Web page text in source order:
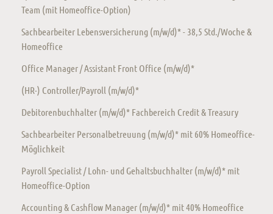
Team (mit Homeoffice-Option)
Sachbearbeiter Lebensversicherung (m/w/d)* - 38,5 Std./Woche &
Homeoffice
Office Manager / Assistant Front Office (m/w/d)*
(HR-) Controller/Payroll (m/w/d)*
Debitorenbuchhalter (m/w/d)* Fachbereich Credit & Treasury
Sachbearbeiter Personalbetreuung (m/w/d)* mit 60% Homeoffice-
Möglichkeit
Payroll Specialist / Lohn- und Gehaltsbuchhalter (m/w/d)* mit
Homeoffice-Option
Accounting & Cashflow Manager (m/w/d)* mit 40% Homeoffice